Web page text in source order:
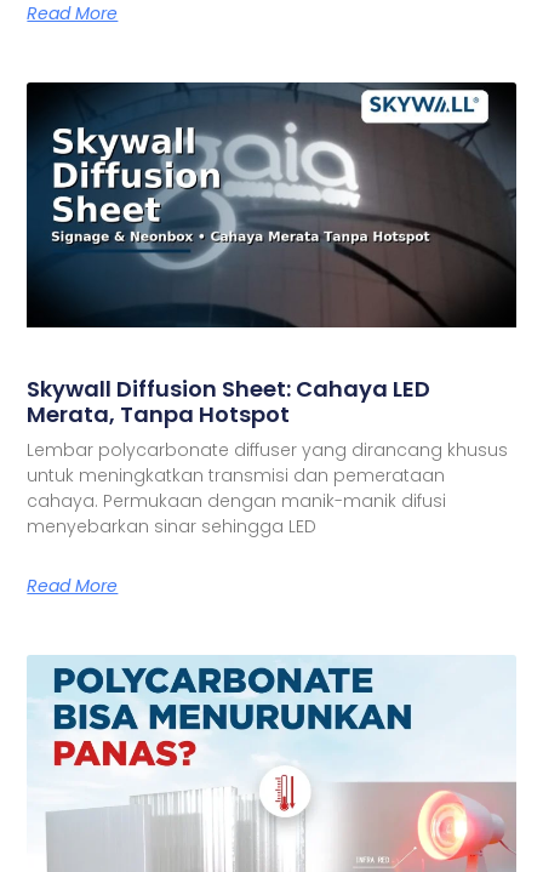
Read More
Skywall Diffusion Sheet: Cahaya LED
Merata, Tanpa Hotspot
Lembar polycarbonate diffuser yang dirancang khusus
untuk meningkatkan transmisi dan pemerataan
cahaya. Permukaan dengan manik-manik difusi
menyebarkan sinar sehingga LED
Read More